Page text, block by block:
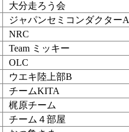
大分走ろう会
ジャパンセミコンダクターA
NRC
Team ミッキー
OLC
ウエキ陸上部B
チームKITA
梶原チーム
チーム４部屋